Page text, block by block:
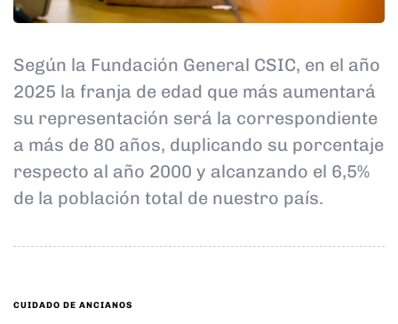
Según la Fundación General CSIC, en el año
2025 la franja de edad que más aumentará
su representación será la correspondiente
a más de 80 años, duplicando su porcentaje
respecto al año 2000 y alcanzando el 6,5%
de la población total de nuestro país.
TAGS
CUIDADO DE ANCIANOS